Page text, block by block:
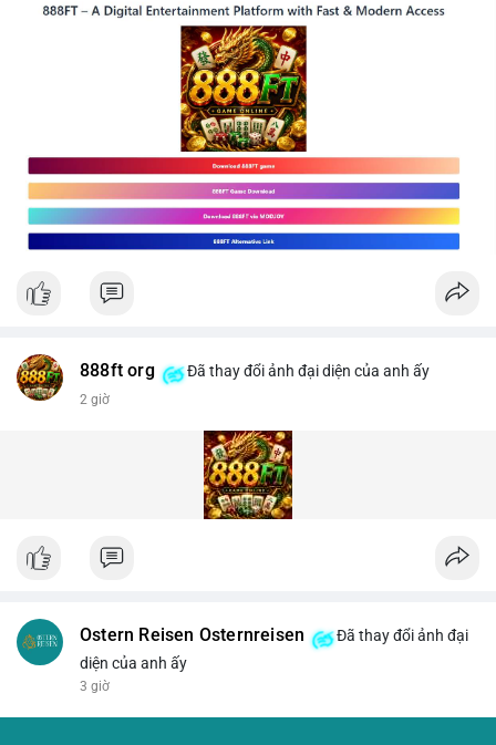
888ft org Đã thay đổi ảnh đại diện của anh ấy
2 giờ
Ostern Reisen Osternreisen
Đã thay đổi ảnh đại
diện của anh ấy
3 giờ